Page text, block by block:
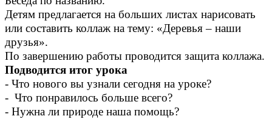
Детям предлагается на больших листах нарисовать
или составить коллаж на тему: «Деревья – наши
друзья».
По завершению работы проводится защита коллажа.
Подводится итог урока
- Что нового вы узнали сегодня на уроке?
- Что понравилось больше всего?
- Нужна ли природе наша помощь?